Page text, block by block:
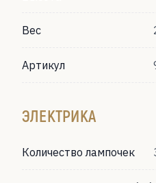
Вес
Артикул
ЭЛЕКТРИКА
Количество лампочек